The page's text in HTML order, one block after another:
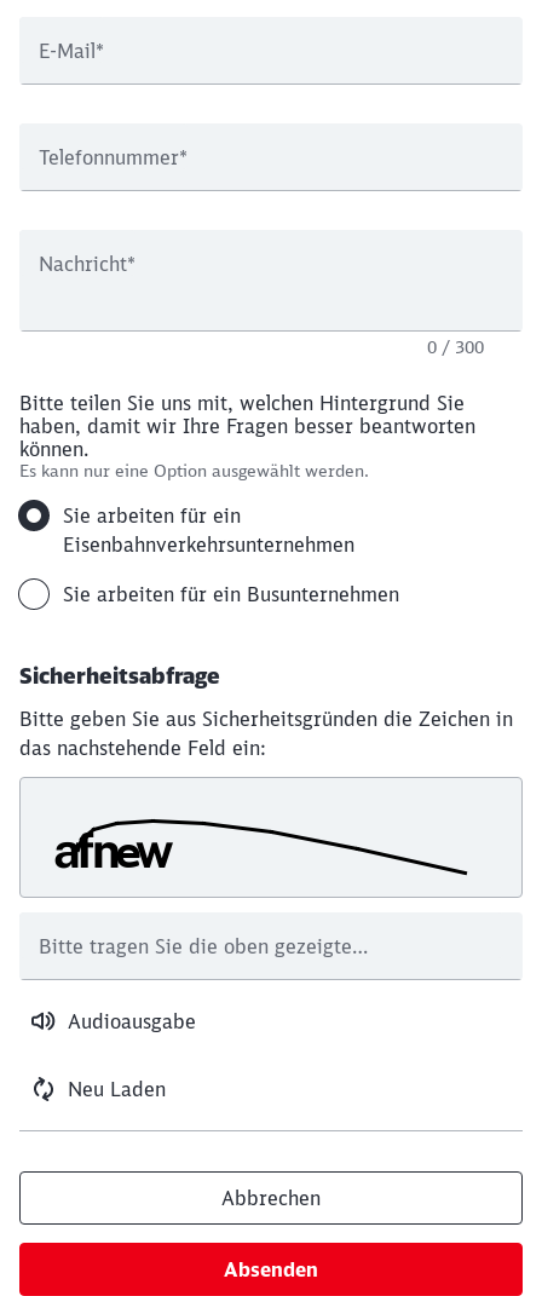
E-Mail*
Telefonnummer*
Nachricht*
0 / 300
Bitte teilen Sie uns mit, welchen Hintergrund Sie
haben, damit wir Ihre Fragen besser beantworten
können.
Es kann nur eine Option ausgewählt werden.
Sie arbeiten für ein
Eisenbahnverkehrsunternehmen
Sie arbeiten für ein Busunternehmen
Sicherheitsabfrage
Bitte geben Sie aus Sicherheitsgründen die Zeichen in
das nachstehende Feld ein:
Audioausgabe
Neu Laden
Bitte tragen Sie die oben gezeigte
Abbrechen
Absenden